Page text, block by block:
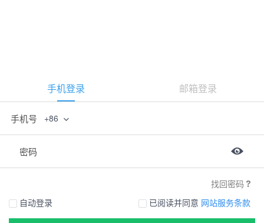
手机登录 邮箱登录
手机号 +86
密码
找回密码
自动登录
已阅读并同意 网站服务条款